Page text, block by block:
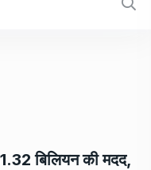
बिलियन की मदद,